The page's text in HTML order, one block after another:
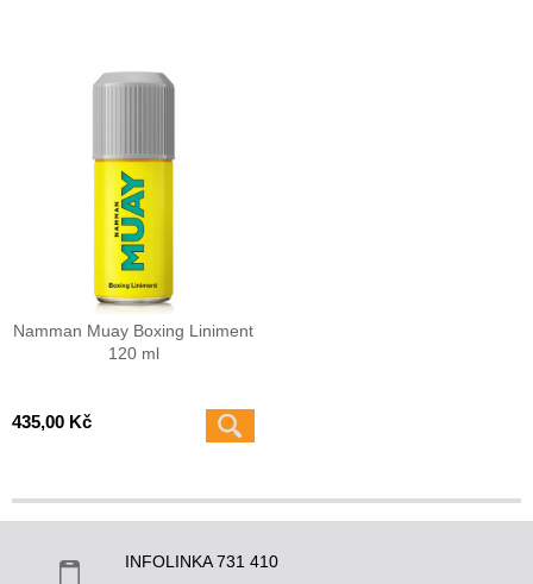
Namman Muay Boxing Liniment
120 ml
435,00 Kč
INFOLINKA 731 410